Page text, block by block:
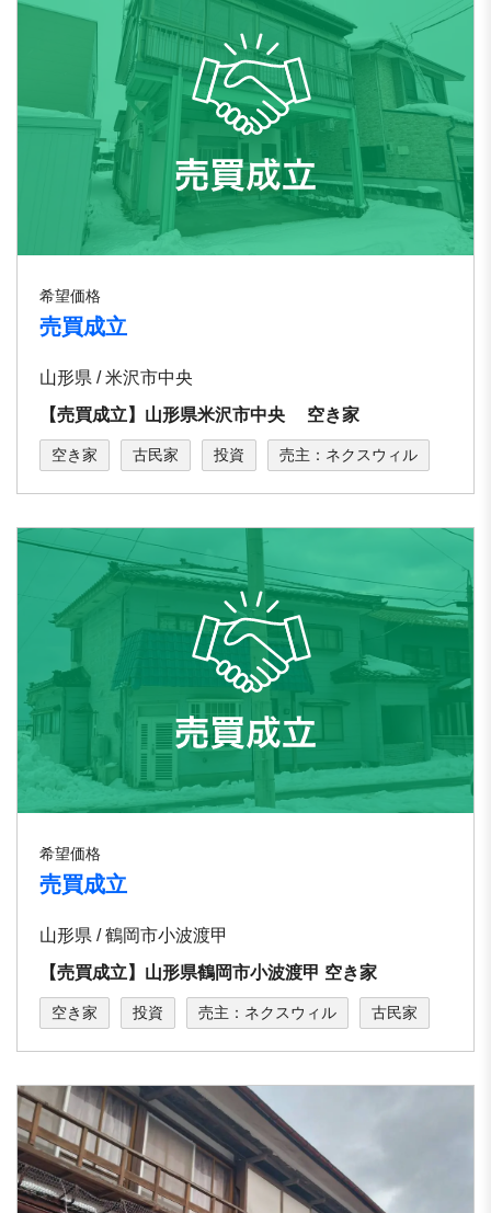
希望価格
売買成立
山形県 / ⽶沢市中央
【売買成立】⼭形県⽶沢市中央 空き家
空き家 古民家 投資 売主：ネクスウィル
希望価格
売買成立
山形県 / 鶴岡市小波渡甲
【売買成立】山形県鶴岡市小波渡甲 空き家
空き家 投資 売主：ネクスウィル 古民家